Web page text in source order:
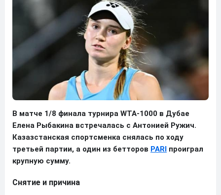
В матче 1/8 финала турнира WTA-1000 в Дубае
Елена Рыбакина встречалась с Антонией Ружич.
Казазстанская спортсменка снялась по ходу
третьей партии, а один из бетторов PARI проиграл
крупную сумму.
Снятие и причина